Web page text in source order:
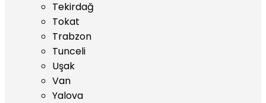
Tekirdağ
Tokat
Trabzon
Tunceli
Uşak
Van
Yalova